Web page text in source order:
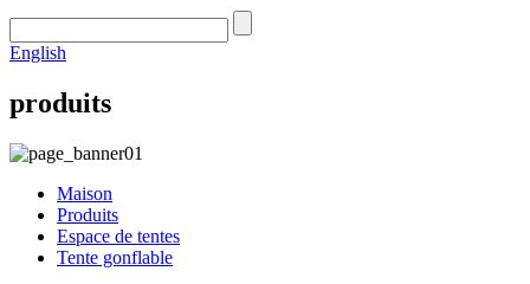
English
produits
Maison
Produits
Espace de tentes
Tente gonflable